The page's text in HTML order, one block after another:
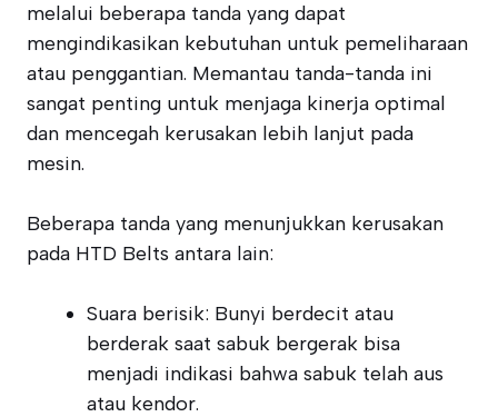
melalui beberapa tanda yang dapat
mengindikasikan kebutuhan untuk pemeliharaan
atau penggantian. Memantau tanda-tanda ini
sangat penting untuk menjaga kinerja optimal
dan mencegah kerusakan lebih lanjut pada
mesin.
Beberapa tanda yang menunjukkan kerusakan
pada HTD Belts antara lain:
Suara berisik: Bunyi berdecit atau
berderak saat sabuk bergerak bisa
menjadi indikasi bahwa sabuk telah aus
atau kendor.